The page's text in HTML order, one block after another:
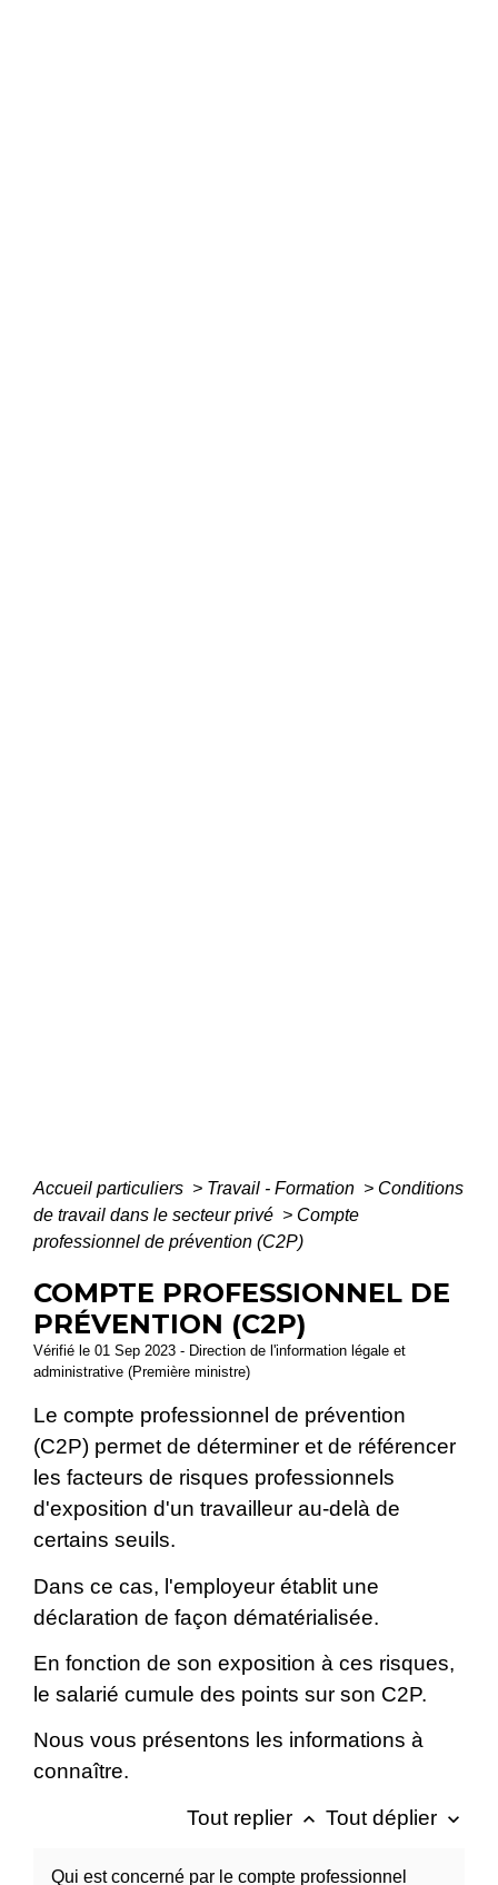
Accueil particuliers > Travail - Formation > Conditions
de travail dans le secteur privé > Compte
professionnel de prévention (C2P)
COMPTE PROFESSIONNEL DE
PRÉVENTION (C2P)
Vérifié le 01 Sep 2023 - Direction de l'information légale et
administrative (Première ministre)
Le compte professionnel de prévention
(C2P) permet de déterminer et de référencer
les facteurs de risques professionnels
d'exposition d'un travailleur au-delà de
certains seuils.
Dans ce cas, l'employeur établit une
déclaration de façon dématérialisée.
En fonction de son exposition à ces risques,
le salarié cumule des points sur son C2P.
Nous vous présentons les informations à
connaître.
Tout replier keyboard_arrow_up Tout déplier keyboard_arrow_down
Qui est concerné par le compte professionnel